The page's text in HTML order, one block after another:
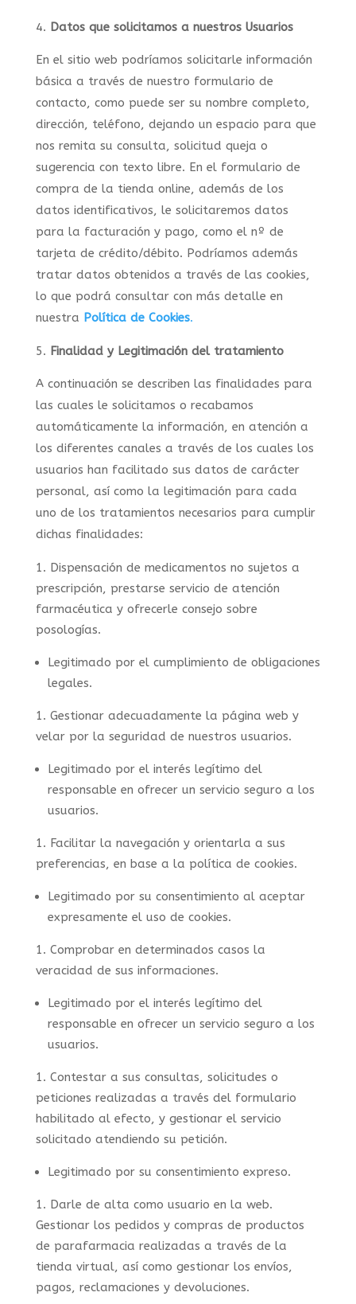
Datos que solicitamos a nuestros Usuarios
En el sitio web podríamos solicitarle información
básica a través de nuestro formulario de
contacto, como puede ser su nombre completo,
dirección, teléfono, dejando un espacio para que
nos remita su consulta, solicitud queja o
sugerencia con texto libre. En el formulario de
compra de la tienda online, además de los
datos identificativos, le solicitaremos datos
para la facturación y pago, como el nº de
tarjeta de crédito/débito. Podríamos además
tratar datos obtenidos a través de las cookies,
lo que podrá consultar con más detalle en
nuestra Política de Cookies.
Finalidad y Legitimación del tratamiento
A continuación se describen las finalidades para
las cuales le solicitamos o recabamos
automáticamente la información, en atención a
los diferentes canales a través de los cuales los
usuarios han facilitado sus datos de carácter
personal, así como la legitimación para cada
uno de los tratamientos necesarios para cumplir
dichas finalidades:
Dispensación de medicamentos no sujetos a
prescripción, prestarse servicio de atención
farmacéutica y ofrecerle consejo sobre
posologías.
Legitimado por el cumplimiento de obligaciones
legales.
Gestionar adecuadamente la página web y
velar por la seguridad de nuestros usuarios.
Legitimado por el interés legítimo del
responsable en ofrecer un servicio seguro a los
usuarios.
Facilitar la navegación y orientarla a sus
preferencias, en base a la política de cookies.
Legitimado por su consentimiento al aceptar
expresamente el uso de cookies.
Comprobar en determinados casos la
veracidad de sus informaciones.
Legitimado por el interés legítimo del
responsable en ofrecer un servicio seguro a los
usuarios.
Contestar a sus consultas, solicitudes o
peticiones realizadas a través del formulario
habilitado al efecto, y gestionar el servicio
solicitado atendiendo su petición.
Legitimado por su consentimiento expreso.
Darle de alta como usuario en la web.
Gestionar los pedidos y compras de productos
de parafarmacia realizadas a través de la
tienda virtual, así como gestionar los envíos,
pagos, reclamaciones y devoluciones.